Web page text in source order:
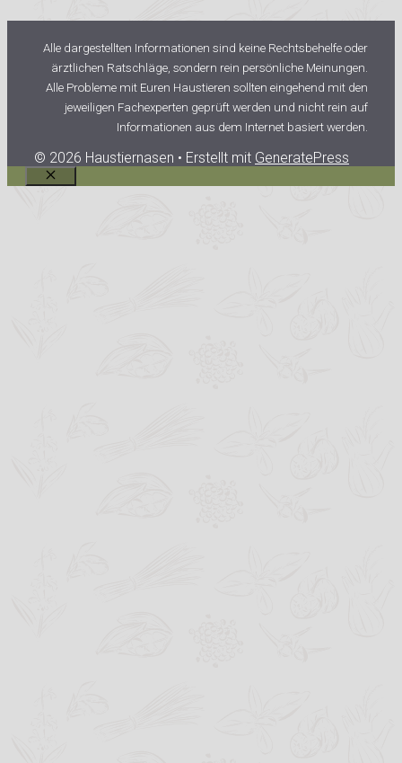
Alle dargestellten Informationen sind keine Rechtsbehelfe oder
ärztlichen Ratschläge, sondern rein persönliche Meinungen.
Alle Probleme mit Euren Haustieren sollten eingehend mit den
jeweiligen Fachexperten geprüft werden und nicht rein auf
Informationen aus dem Internet basiert werden.
© 2026 Haustiernasen • Erstellt mit GeneratePress
Schließen